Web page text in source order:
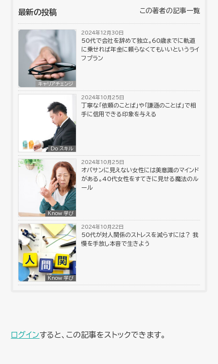
最新の投稿 この著者の記事一覧
キャリアチェンジ
2024年12月30日
50代で会社を辞めて独立。60歳までに軌道
に乗せれば年金に頼らなくてもいいというライ
フプラン
Do スキル
2024年10月25日
丁寧な「依頼のことば」や「謙遜のことば」で相
手に信用できる印象を与える
Know 学び
2024年10月25日
オバサンに見えない女性には美意識のマインド
がある。40代女性をすてきに見せる魔法のル
ール
Know 学び
2024年10月22日
50代が対人関係のストレスを減らすには？ 我
慢を手放し本音で生きよう
ログインすると、この記事をストックできます。